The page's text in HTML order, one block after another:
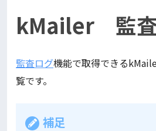
kMailer 監査
監査ログ機能で取得できる
覧です。
補足